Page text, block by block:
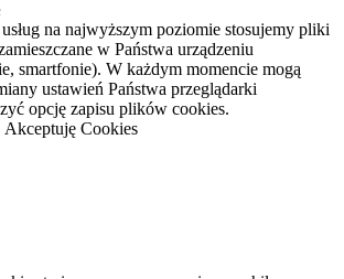
na najwyższym poziomie stosujemy pliki
w Państwa urządzeniu
smartfonie). W każdym momencie mogą
ustawień Państwa przeglądarki
opcję zapisu plików cookies.
Akceptuję Cookies